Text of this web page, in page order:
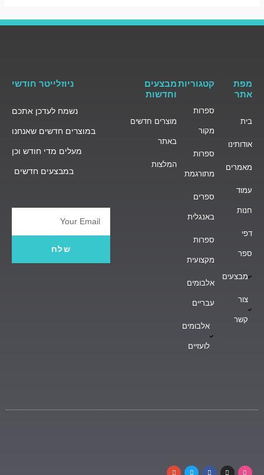
מפת
אתר
בית
אודותינו
מאמרים
עמוד
חנות
דפי
ספר
מבצעים
צור
קשר
קטגוריות
ספרות
מקור
ספרות
מתורגמת
ספרים
באנגלית
ספרות
מקצועית
אלבומים
עבריים
אלבומים
לועזיים
מבצעים
וחדשות
מוצרים חדשים
באתר
המלצות
ניוזלייטר חודשי
נשמח לעדכן אתכם
במוצרים חדשים שאנחנו
מעלים מדי חודש וכן
במבצעים חדשים
Email
שלח
D
I
F
T
G